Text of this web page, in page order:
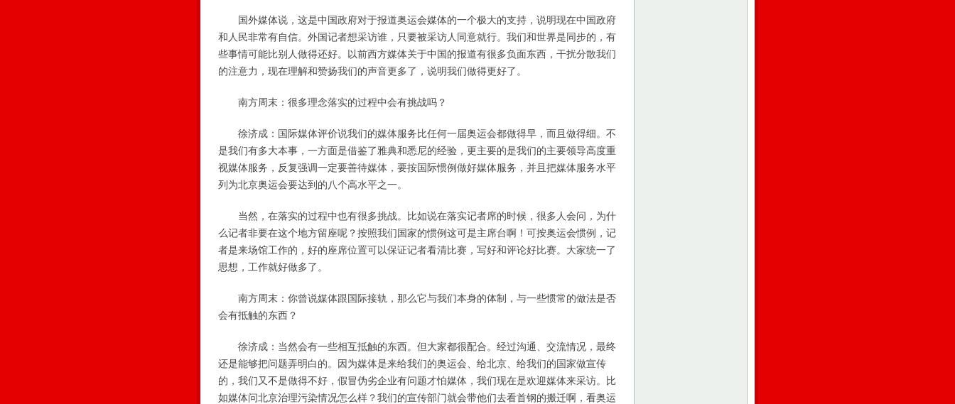
国外媒体说，这是中国政府对于报道奥运会媒体的一个极大的支持，说明现在中国政府
和人民非常有自信。外国记者想采访谁，只要被采访人同意就行。我们和世界是同步的，有
些事情可能比别人做得还好。以前西方媒体关于中国的报道有很多负面东西，干扰分散我们
的注意力，现在理解和赞扬我们的声音更多了，说明我们做得更好了。
南方周末：很多理念落实的过程中会有挑战吗？
徐济成：国际媒体评价说我们的媒体服务比任何一届奥运会都做得早，而且做得细。不
是我们有多大本事，一方面是借鉴了雅典和悉尼的经验，更主要的是我们的主要领导高度重
视媒体服务，反复强调一定要善待媒体，要按国际惯例做好媒体服务，并且把媒体服务水平
列为北京奥运会要达到的八个高水平之一。
当然，在落实的过程中也有很多挑战。比如说在落实记者席的时候，很多人会问，为什
么记者非要在这个地方留座呢？按照我们国家的惯例这可是主席台啊！可按奥运会惯例，记
者是来场馆工作的，好的座席位置可以保证记者看清比赛，写好和评论好比赛。大家统一了
思想，工作就好做多了。
南方周末：你曾说媒体跟国际接轨，那么它与我们本身的体制，与一些惯常的做法是否
会有抵触的东西？
徐济成：当然会有一些相互抵触的东西。但大家都很配合。经过沟通、交流情况，最终
还是能够把问题弄明白的。因为媒体是来给我们的奥运会、给北京、给我们的国家做宣传
的，我们又不是做得不好，假冒伪劣企业有问题才怕媒体，我们现在是欢迎媒体来采访。比
如媒体问北京治理污染情况怎么样？我们的宣传部门就会带他们去看首钢的搬迁啊，看奥运